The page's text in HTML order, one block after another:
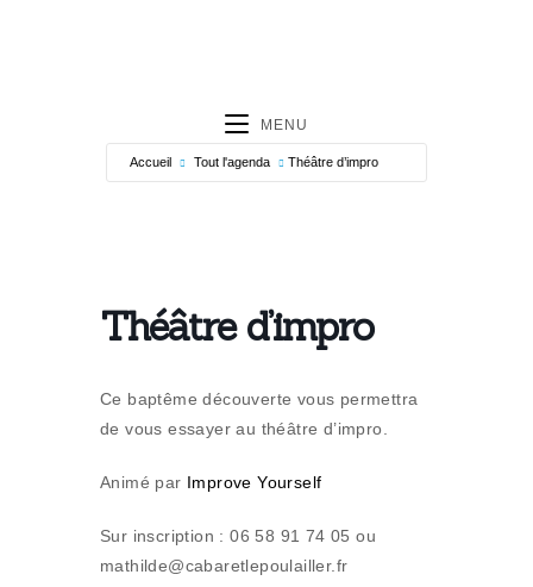
MENU
Accueil Tout l'agenda Théâtre d’impro
Théâtre d’impro
Ce baptême découverte vous permettra
de vous essayer au théâtre d’impro.
Animé par Improve Yourself
Sur inscription : 06 58 91 74 05 ou
mathilde@cabaretlepoulailler.fr